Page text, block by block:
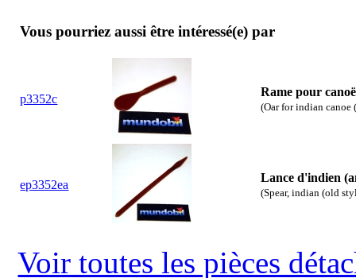
Vous pourriez aussi être intéressé(e) par
p3352c
Rame pour
(Oar for indian canoe
ep3352ea
Lance d'indien
(Spear, indian (old
Voir toutes les pièces